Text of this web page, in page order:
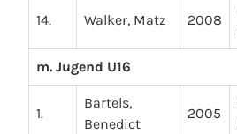
14. Walker, Matz 2008
m. Jugend U16
1.
Bartels,
Benedict
2005